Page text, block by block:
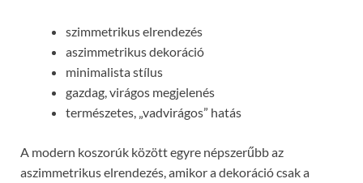
szimmetrikus elrendezés
aszimmetrikus dekoráció
minimalista stílus
gazdag, virágos megjelenés
természetes, „vadvirágos” hatás
A modern koszorúk között egyre népszerűbb az
aszimmetrikus elrendezés, amikor a dekoráció csak a